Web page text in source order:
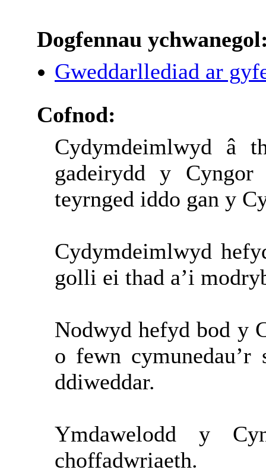
Dogfennau
Gweddarllediad ar
Cofnod:
Cydymdeimlwyd â
gadeirydd y
teyrnged iddo gan y
Cydymdeimlwyd
golli ei thad a’i
Nodwyd hefyd bod y
o fewn
ddiweddar.
Ymdawelodd y
choffadwriaeth.